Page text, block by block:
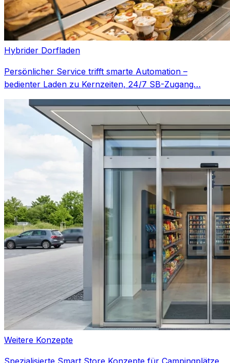
Hybrider Dorfladen
Persönlicher Service trifft smarte Automation –
bedienter Laden zu Kernzeiten, 24/7 SB-Zugang…
Weitere Konzepte